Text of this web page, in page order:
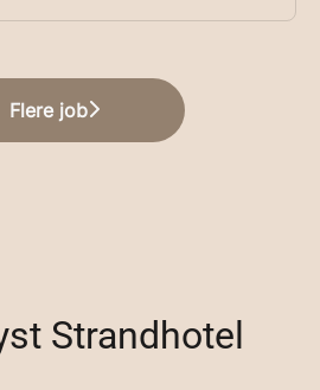
Flere job
Strandhotel